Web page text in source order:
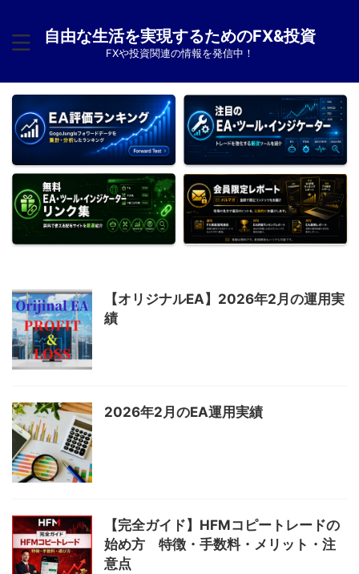
自由な生活を実現するためのFX&投資
FXや投資関連の情報を発信中！
【オリジナルEA】2026年2月の運用実
績
2026年2月のEA運用実績
【完全ガイド】HFMコピートレードの
始め方 特徴・手数料・メリット・注
意点